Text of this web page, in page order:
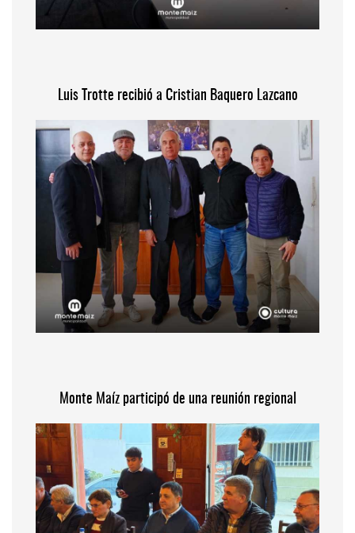
Luis Trotte recibió a Cristian Baquero Lazcano
Monte Maíz participó de una reunión regional